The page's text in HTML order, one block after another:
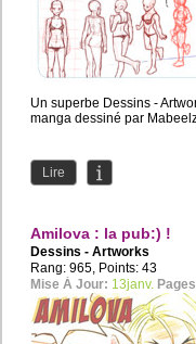
Un superbe Dessins -
manga dessiné par
Lire
Amilova : la pub:) !
Dessins - Artworks
Rang: 965, Points: 43
Mise À Jour: 13janv.